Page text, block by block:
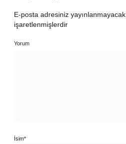
E-posta adresiniz yayınlanmayacak.
işaretlenmişlerdir
Yorum
İsim*